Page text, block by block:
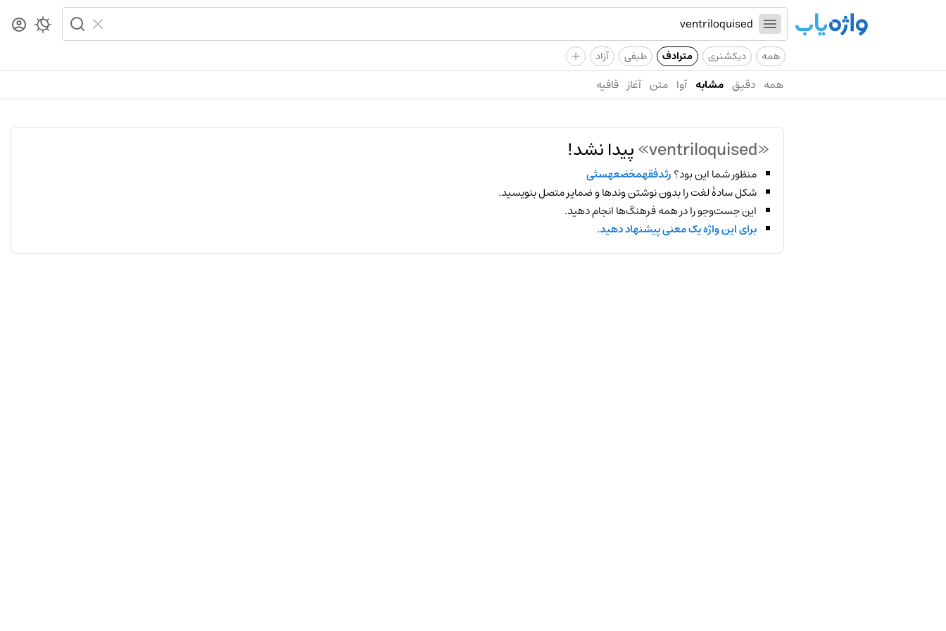
همه دیکشنری مترادف طیفی آزاد +
همه دقیق مشابه آوا متن آغاز قافیه
«ventriloquised» پیدا نشد!
منظور شما این بود؟رثدفقهمخضعهسثی
شکل سادهٔ لغت را بدون نوشتن وندها و ضمایر متصل بنویسید.
این جست‌وجو را در همه فرهنگ‌ها انجام دهید.
برای این واژه یک معنی پیشنهاد دهید.